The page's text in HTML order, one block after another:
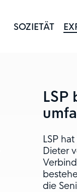
SOZIETÄT
LSP
Dieter
die